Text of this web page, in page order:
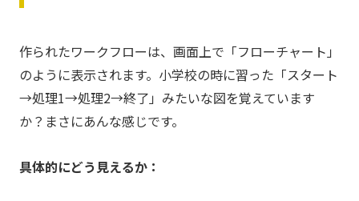
作られたワークフローは、画面上で「フローチャート」
のように表示されます。小学校の時に習った「スタート
→処理1→処理2→終了」みたいな図を覚えています
か？まさにあんな感じです。
具体的にどう見えるか：